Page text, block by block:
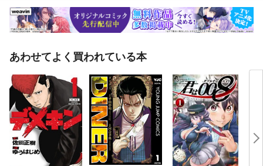
あわせてよく買われている本